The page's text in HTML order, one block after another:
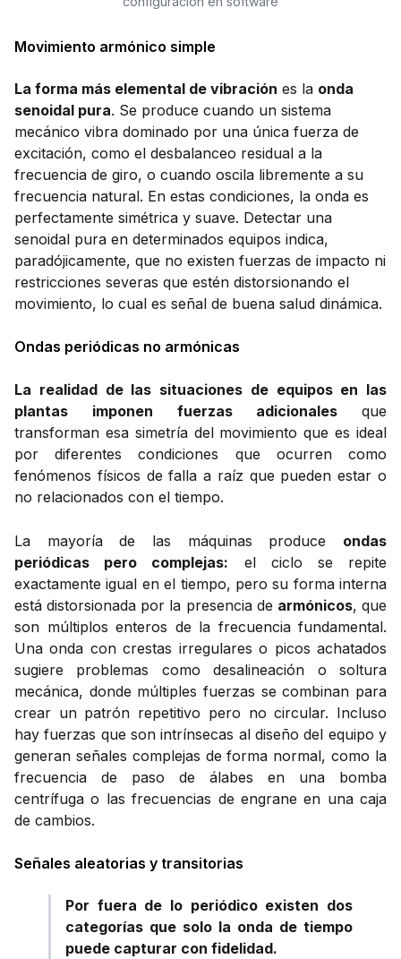
Movimiento armónico simple
La forma más elemental de vibración es la onda
senoidal pura. Se produce cuando un sistema
mecánico vibra dominado por una única fuerza de
excitación, como el desbalanceo residual a la
frecuencia de giro, o cuando oscila libremente a su
frecuencia natural. En estas condiciones, la onda es
perfectamente simétrica y suave. Detectar una
senoidal pura en determinados equipos indica,
paradójicamente, que no existen fuerzas de impacto ni
restricciones severas que estén distorsionando el
movimiento, lo cual es señal de buena salud dinámica.
Ondas periódicas no armónicas
La realidad de las situaciones de equipos en las
plantas imponen fuerzas adicionales que
transforman esa simetría del movimiento que es ideal
por diferentes condiciones que ocurren como
fenómenos físicos de falla a raíz que pueden estar o
no relacionados con el tiempo.
La mayoría de las máquinas produce ondas
periódicas pero complejas: el ciclo se repite
exactamente igual en el tiempo, pero su forma interna
está distorsionada por la presencia de armónicos, que
son múltiplos enteros de la frecuencia fundamental.
Una onda con crestas irregulares o picos achatados
sugiere problemas como desalineación o soltura
mecánica, donde múltiples fuerzas se combinan para
crear un patrón repetitivo pero no circular. Incluso
hay fuerzas que son intrínsecas al diseño del equipo y
generan señales complejas de forma normal, como la
frecuencia de paso de álabes en una bomba
centrífuga o las frecuencias de engrane en una caja
de cambios.
Señales aleatorias y transitorias
Por fuera de lo periódico existen dos
categorías que solo la onda de tiempo
puede capturar con fidelidad.